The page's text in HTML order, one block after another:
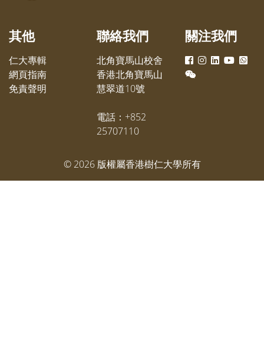
其他
仁大專輯
網頁指南
免責聲明
聯絡我們
北角寶馬山校舍
香港北角寶馬山
慧翠道10號
電話：+852
25707110
關注我們
© 2026版權屬香港樹仁大學所有